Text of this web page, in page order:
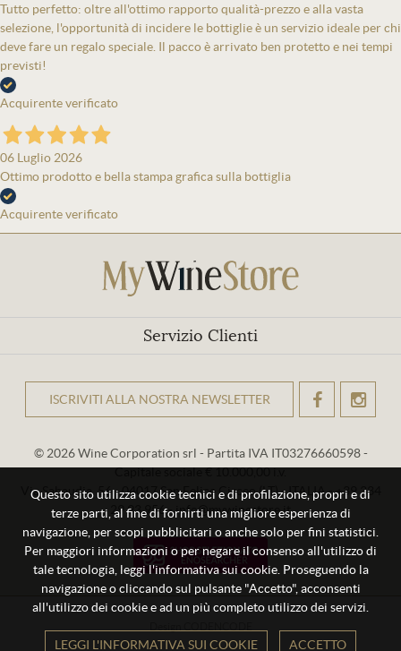
Tutto perfetto: oltre all'ottimo rapporto qualità-prezzo e alla vasta
selezione, l'opportunità di incidere le bottiglie è un servizio ideale per chi
deve fare un regalo speciale. Il pacco è arrivato ben protetto e nei tempi
previsti!
Acquirente verificato
06 Luglio 2026
Ottimo prodotto e bella stampa grafica sulla bottiglia
Acquirente verificato
Servizio Clienti
Questo sito utilizza cookie tecnici e di profilazione, propri e di
terze parti, al fine di fornirti una migliore esperienza di
navigazione, per scopi pubblicitari o anche solo per fini statistici.
Per maggiori informazioni o per negare il consenso all'utilizzo di
tale tecnologia, leggi l'informativa sui cookie. Proseguendo la
navigazione o cliccando sul pulsante "Accetto", acconsenti
all'utilizzo dei cookie e ad un più completo utilizzo dei servizi.
LEGGI L'INFORMATIVA SUI COOKIE ACCETTO
ISCRIVITI ALLA NOSTRA NEWSLETTEROK
© 2026 Wine Corporation srl - Partita IVA IT03276660598 -
Capitale sociale € 10.000,00 i.v.
Via Sabaudia, 56 - 04017 San Felice Circeo (LT) - ITALIA - +39 334
29 93 956 - info@mywinestore.it